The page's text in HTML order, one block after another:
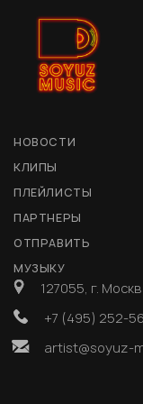
НОВОСТИ
КЛИПЫ
ПЛЕЙЛИСТЫ
ПАРТНЕРЫ
ОТПРАВИТЬ
МУЗЫКУ
127055, г.
+7 (495) 252-
artist@soyuz-